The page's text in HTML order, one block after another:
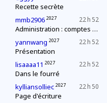
Recette secrète
22 h 52
mmb2906 2027
Administration : comptes annuels
22 h 52
yannwang 2027
Présentation
22 h 52
lisaaaa11 2027
Dans le fourré
22 h 50
kylliansolliec 2027
Page d'écriture